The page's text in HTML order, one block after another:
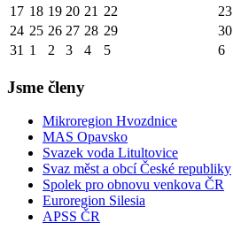
17 18 19 20 21 22
23
24 25 26 27 28 29
30
31 1 2 3 4 5 6
Jsme členy
Mikroregion Hvozdnice
MAS Opavsko
Svazek voda Litultovice
Svaz měst a obcí České republiky
Spolek pro obnovu venkova ČR
Euroregion Silesia
APSS ČR